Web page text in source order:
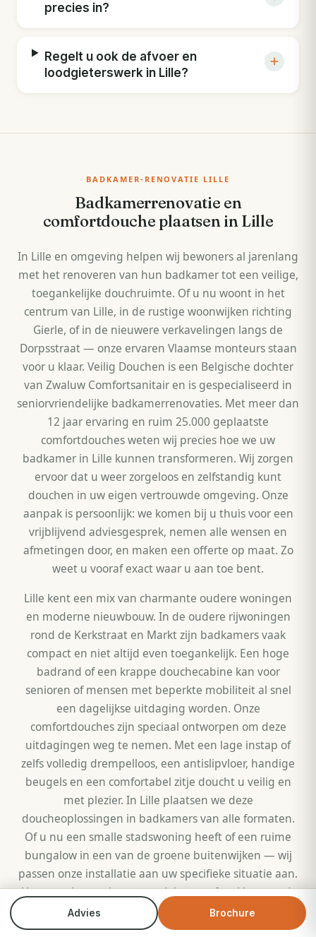
Advies Brochure
precies in?
Regelt u ook de afvoer en
loodgieterswerk in Lille?
BADKAMER-RENOVATIE LILLE
Badkamerrenovatie en
comfortdouche plaatsen in Lille
In Lille en omgeving helpen wij bewoners al jarenlang
met het renoveren van hun badkamer tot een veilige,
toegankelijke douchruimte. Of u nu woont in het
centrum van Lille, in de rustige woonwijken richting
Gierle, of in de nieuwere verkavelingen langs de
Dorpsstraat — onze ervaren Vlaamse monteurs staan
voor u klaar. Veilig Douchen is een Belgische dochter
van Zwaluw Comfortsanitair en is gespecialiseerd in
seniorvriendelijke badkamerrenovaties. Met meer dan
12 jaar ervaring en ruim 25.000 geplaatste
comfortdouches weten wij precies hoe we uw
badkamer in Lille kunnen transformeren. Wij zorgen
ervoor dat u weer zorgeloos en zelfstandig kunt
douchen in uw eigen vertrouwde omgeving. Onze
aanpak is persoonlijk: we komen bij u thuis voor een
vrijblijvend adviesgesprek, nemen alle wensen en
afmetingen door, en maken een offerte op maat. Zo
weet u vooraf exact waar u aan toe bent.
Lille kent een mix van charmante oudere woningen
en moderne nieuwbouw. In de oudere rijwoningen
rond de Kerkstraat en Markt zijn badkamers vaak
compact en niet altijd even toegankelijk. Een hoge
badrand of een krappe douchecabine kan voor
senioren of mensen met beperkte mobiliteit al snel
een dagelijkse uitdaging worden. Onze
comfortdouches zijn speciaal ontworpen om deze
uitdagingen weg te nemen. Met een lage instap of
zelfs volledig drempelloos, een antislipvloer, handige
beugels en een comfortabel zitje doucht u veilig en
met plezier. In Lille plaatsen we deze
doucheoplossingen in badkamers van alle formaten.
Of u nu een smalle stadswoning heeft of een ruime
bungalow in een van de groene buitenwijken — wij
passen onze installatie aan uw specifieke situatie aan.
Het complete traject, van advies tot afwerking, wordt
door ons eigen team verzorgd. Geen onderverhuur,
geen verrassingen.
Bel direct Brochure